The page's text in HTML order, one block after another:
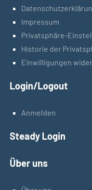
Impressum
Privatsphäre-
Historie der
Einwilligungen
Login/Logout
Anmelden
Steady Login
Über uns